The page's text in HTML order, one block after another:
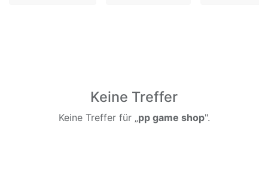
Keine Treffer
Keine Treffer für „pp game shop".